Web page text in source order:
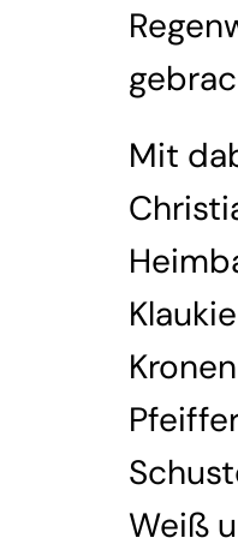
Mit
Pfeiffer
Weiß